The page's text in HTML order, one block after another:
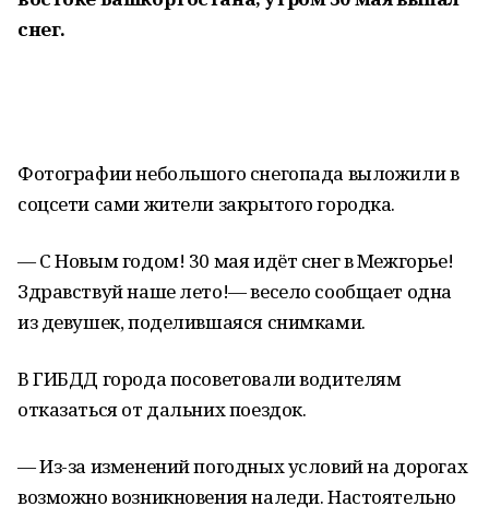
снег.
Фотографии небольшого снегопада выложили в
соцсети сами жители закрытого городка.
— С Новым годом! 30 мая идёт снег в Межгорье!
Здравствуй наше лето!— весело сообщает одна
из девушек, поделившаяся снимками.
В ГИБДД города посоветовали водителям
отказаться от дальних поездок.
—Из-за изменений погодных условий на дорогах
возможно возникновения наледи. Настоятельно